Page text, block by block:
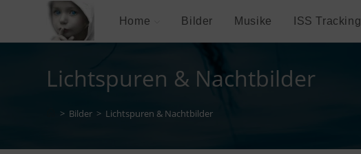
Home Bilder Musike ISS Tracking
Lichtspuren & Nachtbilder
> Bilder > Lichtspuren & Nachtbilder